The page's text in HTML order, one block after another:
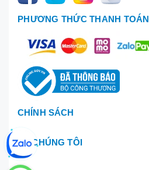
PHƯƠNG THỨC THANH TOÁN
CHÍNH SÁCH
VỀ CHÚNG TÔI